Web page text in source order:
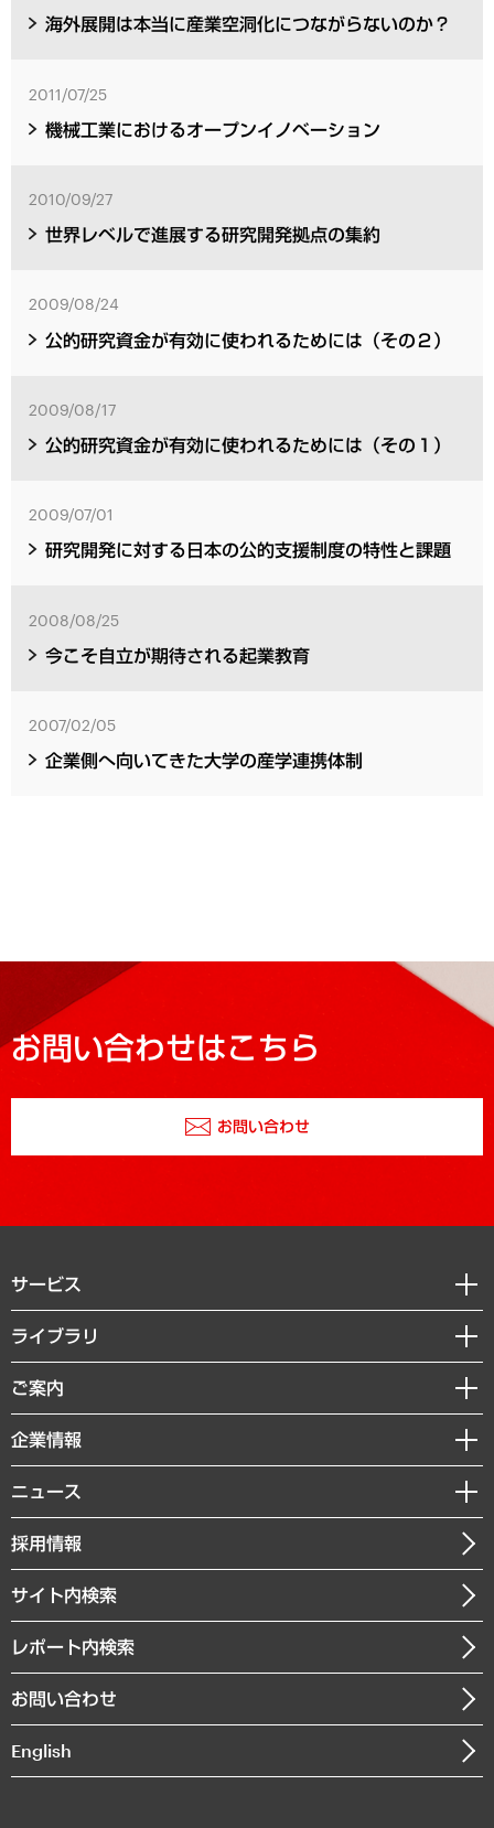
海外展開は本当に産業空洞化につながらないのか？
2011/07/25
機械工業におけるオープンイノベーション
2010/09/27
世界レベルで進展する研究開発拠点の集約
2009/08/24
公的研究資金が有効に使われるためには（その２）
2009/08/17
公的研究資金が有効に使われるためには（その１）
2009/07/01
研究開発に対する日本の公的支援制度の特性と課題
2008/08/25
今こそ自立が期待される起業教育
2007/02/05
企業側へ向いてきた大学の産学連携体制
お問い合わせはこちら
お問い合わせ
サービス
経営戦略
組織・人事戦略
デジタルイノベーション
共生・ダイバーシティ
GRC（ガバナンス・リスク・コンプライアンス）・防災（政策）
経済・産業・雇用・労働
まちづくり・観光・交通・スポーツ・スマートシティ
自然資源・農林水産業・食料システム
ライブラリ
経済調査
レポート
コラム
経営用語集
受託・受注実績（官公庁関連）
メディア掲載・出演
ご案内
セミナー・イベント情報
MUFGビジネスセミナー
受託案件情報
企業情報
私たちの想い
社長メッセージ
会社概要
沿革
組織図・本部部室紹介
インドネシア現地法人
ニュース
ニュースリリース
お知らせ
採用情報
サイト内検索
レポート内検索
お問い合わせ
English